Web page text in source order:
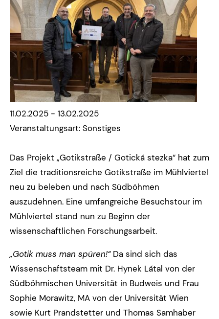
11.02.2025 - 13.02.2025
Veranstaltungsart: Sonstiges
Das Projekt „Gotikstraße / Gotická stezka“ hat zum
Ziel die traditionsreiche Gotikstraße im Mühlviertel
neu zu beleben und nach Südböhmen
auszudehnen. Eine umfangreiche Besuchstour im
Mühlviertel stand nun zu Beginn der
wissenschaftlichen Forschungsarbeit.
„Gotik muss man spüren!“Da sind sich das
Wissenschaftsteam mit Dr. Hynek Látal von der
Südböhmischen Universität in Budweis und Frau
Sophie Morawitz, MA von der Universität Wien
sowie Kurt Prandstetter und Thomas Samhaber